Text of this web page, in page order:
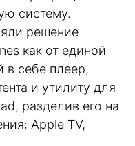
систему.
решение
как от единой
себе плеер,
и утилиту для
разделив его на
Apple TV,